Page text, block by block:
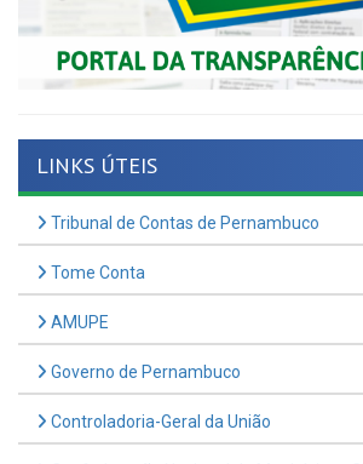
Tribunal de Contas de Pernambuco
Tome Conta
AMUPE
Governo de Pernambuco
Controladoria-Geral da União
Confederação Nacional de Municípios -